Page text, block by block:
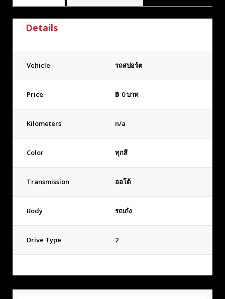
Details
Vehicle รถสปอร์ต
Price ฿ 0บาท
Kilometers n/a
Color ทุกสี
Transmission ออโต้
Body รถเก๋ง
Drive Type 2